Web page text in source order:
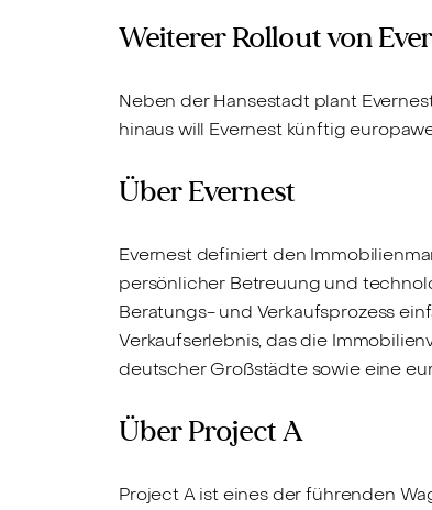
Weiterer Rollout von
Neben der Hansestadt plant
hinaus will Evernest künftig
Über Evernest
Evernest definiert den
persönlicher Betreuung und
Beratungs- und Verkaufsprozess
Verkaufserlebnis, das die
deutscher Großstädte sowie eine
Über Project A
Project A ist eines der führenden